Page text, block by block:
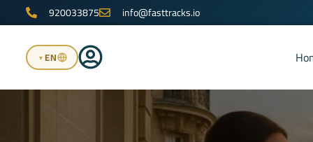
920033875 info@fasttracks.io
▼EN